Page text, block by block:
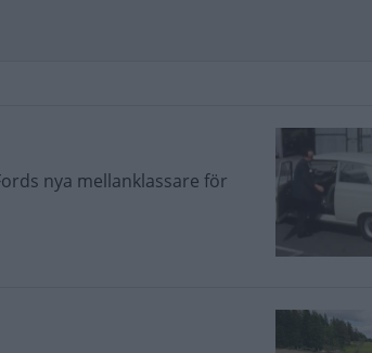
nya mellanklassare för